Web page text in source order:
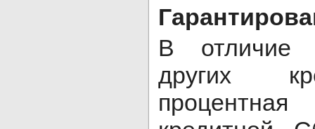
В отличие
других